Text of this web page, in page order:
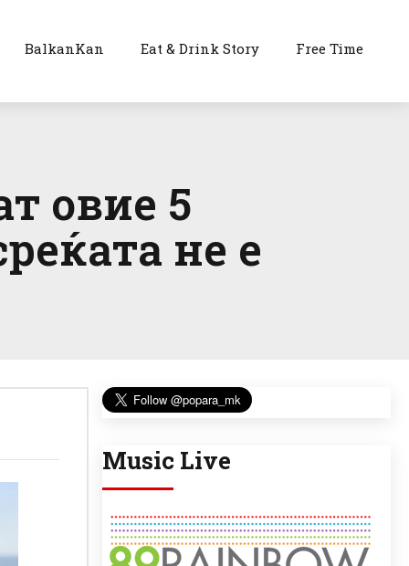
BalkanKan Eat & Drink Story Free Time
овие 5
не е
Music Live